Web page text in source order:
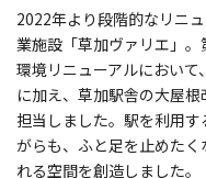
2022年より段階的なリニ
業施設「草加ヴァリエ」
環境リニューアルにおい
に加え、草加駅舎の大屋
担当しました。駅を利用
がらも、ふと足を止めた
れる空間を創造しました。